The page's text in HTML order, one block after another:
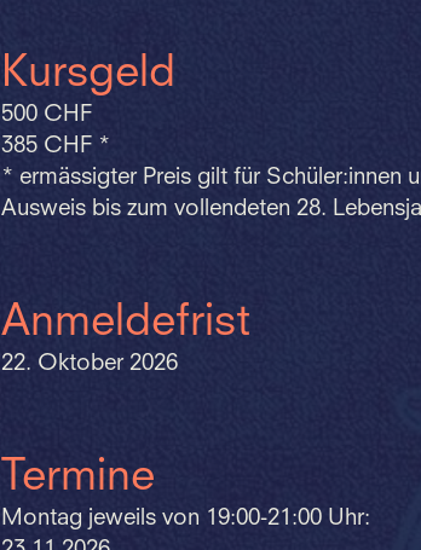
Kursgeld
500 CHF
385 CHF *
* ermässigter Preis gilt für Schüler:innen
Ausweis bis zum vollendeten 28.
Anmeldefrist
22. Oktober 2026
Termine
Montag jeweils von 19:00-21:00 Uhr: